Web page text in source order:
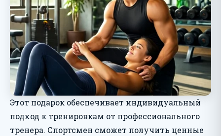
Этот подарок обеспечивает индивидуальный
подход к тренировкам от профессионального
тренера. Спортсмен сможет получить ценные